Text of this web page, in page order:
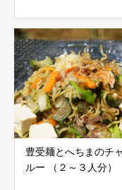
豊受麺とへちまのチ
ルー （２～３人分）